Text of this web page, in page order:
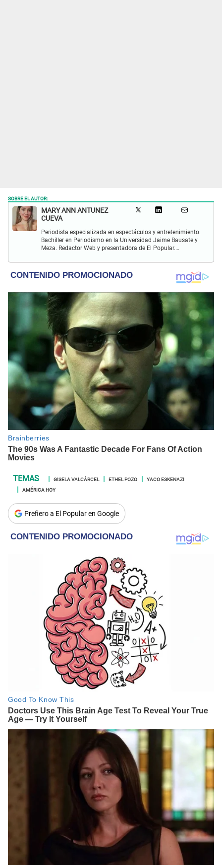
SOBRE EL AUTOR:
MARY ANN ANTUNEZ
CUEVA
Periodista especializada en espectáculos y entretenimiento.
Bachiller en Periodismo en la Universidad Jaime Bausate y
Meza. Redactor Web y presentadora de El Popular.
y espectáculos internacional.
GISELA VALCÁRCEL ETHEL POZO
YACO ESKENAZI
AMÉRICA HOY
Prefiero a El Popular en Google